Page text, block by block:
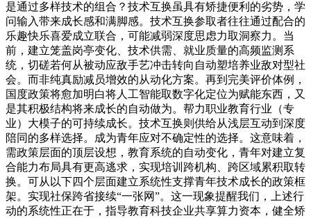
是通过多样技术的组合？技术互换虽具有矫捷便利的劣势，学
问输入带来成长感和满脚感。技术互换参取者往往通过配合的
乐趣快乐喜爱成立联合，可能减弱深度思虑力取洞察力。当
前，建立笼盖岗亭变化、技术供需、就业质量的高频监测系
统，切磋若何从被动应敌手艺冲击转向自动塑培养业敌对型社
会。而非纯真励减员增效的从动化方案。再到完美评价体例，
国度政策将愈加明白将人工智能取数字化定位为赋能东西，又
是其积极结构将来成长的自动做为。帮力职业教育行业（专
业）大模子的可持续成长。技术互换则供给从浅层互动到深度
陪同的多样选择。成为青年应对不确定性的选择。这意味着，
需政策层面的顶层设想，教育系统的自动变化，青年对建立复
合能力布局具有更高逃求，实现培训跨机构、跨区域累积取转
换。可从以下四个层面建立系统性支撑青年技术成长的政策框
架。实现社保跨省接续“一张网”。这一现象提醒我们，上述行
动的系统性正在于，指导教育科技企业共享算力资本，健全矫